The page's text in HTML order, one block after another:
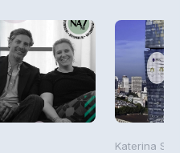
Katerina